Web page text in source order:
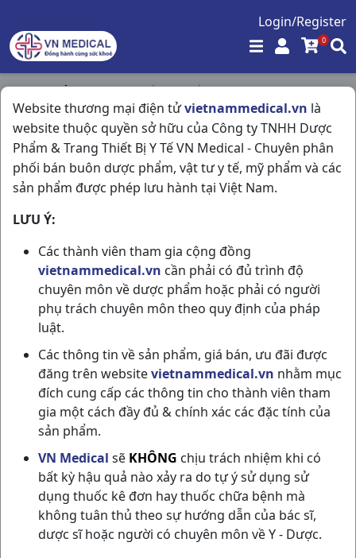
Login/Register
0
Website thương mại điện tửvietnammedical.vn là
website thuộc quyền sở hữu của Công ty TNHH Dược
Phẩm & Trang Thiết Bị Y Tế VN Medical - Chuyên phân
phối bán buôn dược phẩm, vật tư y tế, mỹ phẩm và các
sản phẩm được phép lưu hành tại Việt Nam.
LƯU Ý:
Các thành viên tham gia cộng đồng
vietnammedical.vn cần phải có đủ trình độ
chuyên môn về dược phẩm hoặc phải có người
phụ trách chuyên môn theo quy định của pháp
luật.
Các thông tin về sản phẩm, giá bán, ưu đãi được
đăng trên websitevietnammedical.vn nhằm mục
đích cung cấp các thông tin cho thành viên tham
gia một cách đầy đủ & chính xác các đặc tính của
sản phẩm.
VN Medical sẽ KHÔNG chịu trách nhiệm khi có
bất kỳ hậu quả nào xảy ra do tự ý sử dụng sử
dụng thuốc kê đơn hay thuốc chữa bệnh mà
không tuân thủ theo sự hướng dẫn của bác sĩ,
dược sĩ hoặc người có chuyên môn về Y - Dược.
Trang chủ / Trang Thiết Bị Y Tế /
Khẩu Trang Y Tế Bussvh95 H10cái Việt Hà
KHẨU TRANG Y TẾ BUSSVH95 H10CÁI
VIỆT HÀ
NSX:Việt Hà
Nhóm hàng:
Trang Thiết Bị Y Tế,